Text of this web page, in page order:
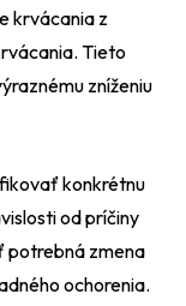
krvácania z
Tieto
zníženiu
konkrétnu
od príčiny
potrebná zmena
ochorenia.